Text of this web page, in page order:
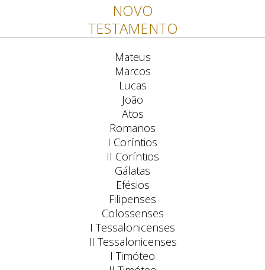
NOVO
TESTAMENTO
Mateus
Marcos
Lucas
João
Atos
Romanos
I Coríntios
II Coríntios
Gálatas
Efésios
Filipenses
Colossenses
I Tessalonicenses
II Tessalonicenses
I Timóteo